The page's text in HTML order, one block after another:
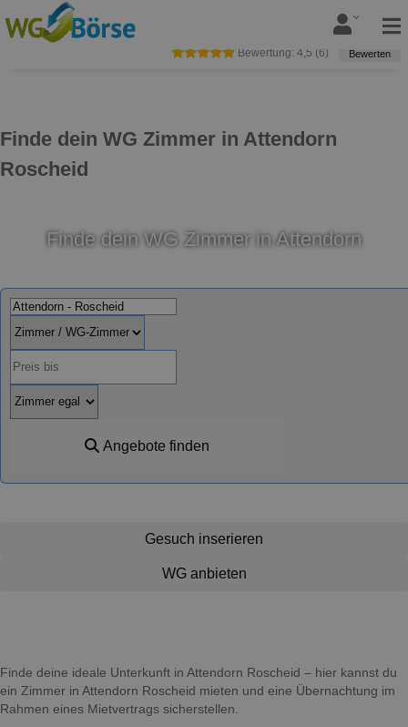
Finde dein WG Zimmer in Attendorn
Roscheid
Bewertung: 4,5 (6) Bewerten
Finde dein WG Zimmer in Attendorn
Angebote finden
Gesuch inserieren
WG anbieten
Finde deine ideale Unterkunft in Attendorn Roscheid – hier kannst du
ein Zimmer in Attendorn Roscheid mieten und eine Übernachtung im
Rahmen eines Mietvertrags sicherstellen.